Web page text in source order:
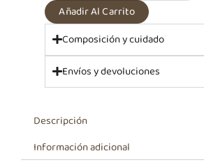
Añadir Al Carrito
Composición y cuidado
Envíos y devoluciones
Descripción
Información adicional